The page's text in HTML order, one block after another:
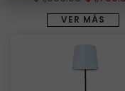
VER MÁS